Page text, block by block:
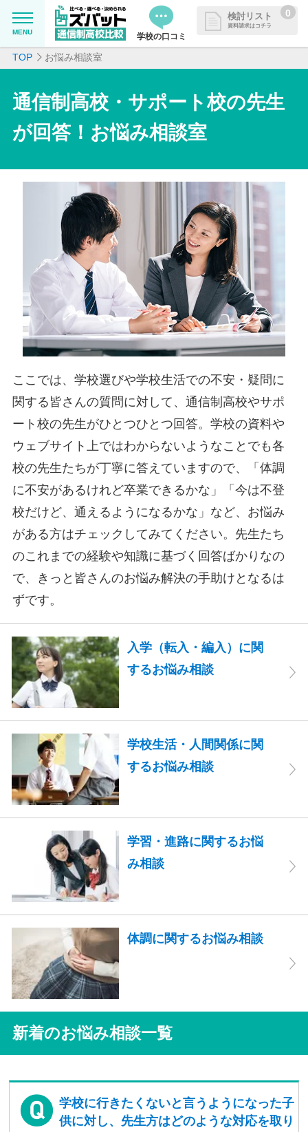
MENU 学校の口コミ
検討リスト
資料請求はコチラ
0
資料請求リストに追加しました
めて資料請求できます
学校を探したい
通信制高校について知りたい
はじめての方へ
よくある質問
掲載を希望される学校様へ
TOP お悩み相談室
通信制高校・サポート校の先生
が回答！お悩み相談室
ここでは、学校選びや学校生活での不安・疑問に
関する皆さんの質問に対して、通信制高校やサポ
ート校の先生がひとつひとつ回答。学校の資料や
ウェブサイト上ではわからないようなことでも各
校の先生たちが丁寧に答えていますので、「体調
に不安があるけれど卒業できるかな」「今は不登
校だけど、通えるようになるかな」など、お悩み
がある方はチェックしてみてください。先生たち
のこれまでの経験や知識に基づく回答ばかりなの
で、きっと皆さんのお悩み解決の手助けとなるは
ずです。
入学（転入・編入）に関
するお悩み相談
学校生活・人間関係に関
するお悩み相談
学習・進路に関するお悩
み相談
体調に関するお悩み相談
新着のお悩み相談一覧
学校に行きたくないと言うようになった子
供に対し、先生方はどのような対応を取り